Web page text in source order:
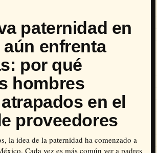
paternidad en
aún enfrenta
por qué
hombres
en el
proveedores
la idea de la paternidad ha comenzado a
Cada vez es más común ver a padres